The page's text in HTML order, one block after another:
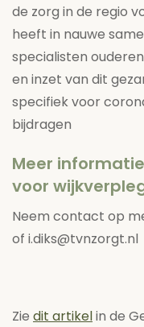
de zorg in de regio
heeft in nauwe
specialisten
en inzet van dit
specifiek voor
bijdragen
Meer
voor
Neem contact op
of i.diks@tvnzorgt.nl
Zie dit artikelin de